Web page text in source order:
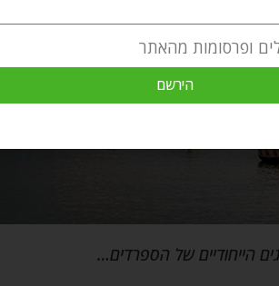
הייחודיים של הספרדים…
ופרסומות מהאתר
הירשם